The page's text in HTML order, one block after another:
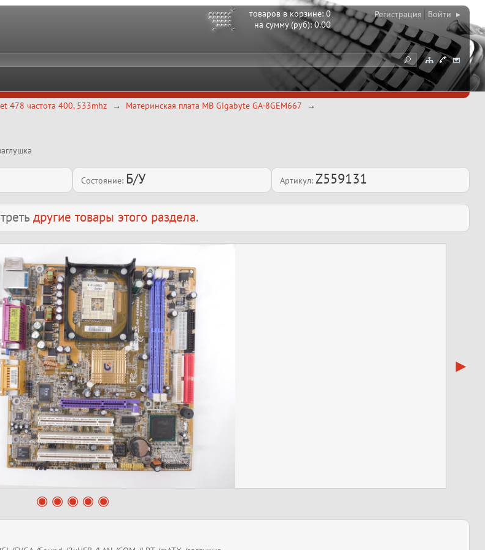
товаров в корзине:0
на сумму (руб):0.00
Регистрация Войти ▸
478 частота 400, 533mhz Материнская плата MB Gigabyte GA-8GEM667
Состояние: Б/У Артикул: Z559131
другие товары этого раздела.